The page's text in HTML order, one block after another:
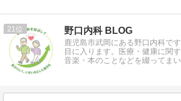
21 野口内科 BLOG
鹿児島市武岡にある野口内科
目に入ります。医療・健康に関
音楽・本のことなどを綴ってまい